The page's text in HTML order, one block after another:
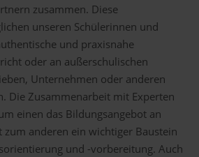
zusammen. Diese
unseren Schülerinnen und
und praxisnahe
oder an außerschulischen
Unternehmen oder anderen
Die Zusammenarbeit mit Experten
einen das Bildungsangebot an
zum anderen ein wichtiger Baustein
und -vorbereitung. Auch